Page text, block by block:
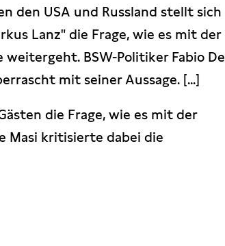
den USA und Russland stellt sich
Lanz" die Frage, wie es mit der
weitergeht. BSW-Politiker Fabio De
mit seiner Aussage. [...]
die Frage, wie es mit der
Masi kritisierte dabei die